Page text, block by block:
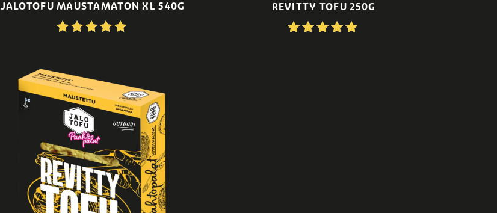
JALOTOFU MAUSTAMATON XL 540G
REVITTY TOFU 250G